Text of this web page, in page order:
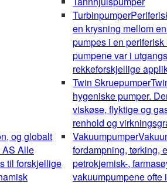
og globalt
AS Alle
til forskjellige
Turbinpumper
en krysning mellom
pumpes i en
pumpene var i
rekkeforskjellige
Twin Skruepumper
hygeniske pumper.
viskøse, flyktige og
renhold og
Vakuumpumper
fordampning, tørking,
petrokjemisk-,
vakuumpumpene ofte